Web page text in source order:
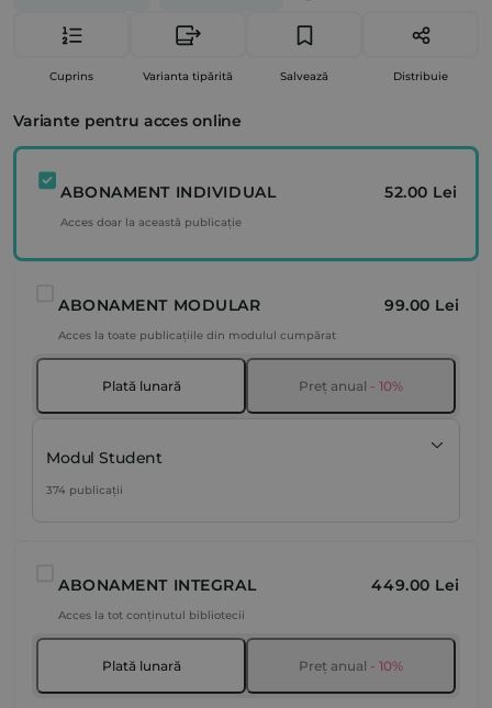
Cuprins Varianta tipărită Salvează Distribuie
Variante pentru acces online
ABONAMENT INDIVIDUAL 52.00 Lei
Acces doar la această publicație
ABONAMENT MODULAR 99.00 Lei
Acces la toate publicațiile din modulul cumpărat
Plată lunară Preț anual - 10%
Modul Student
374 publicații
ABONAMENT INTEGRAL 449.00 Lei
Acces la tot conținutul bibliotecii
Plată lunară Preț anual - 10%